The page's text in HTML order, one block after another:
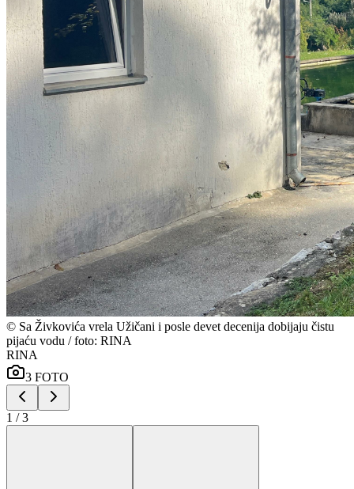
© Sa Živkovića vrela Užičani i posle devet decenija dobijaju čistu
pijaću vodu / foto: RINA
RINA
3 FOTO
1 /3